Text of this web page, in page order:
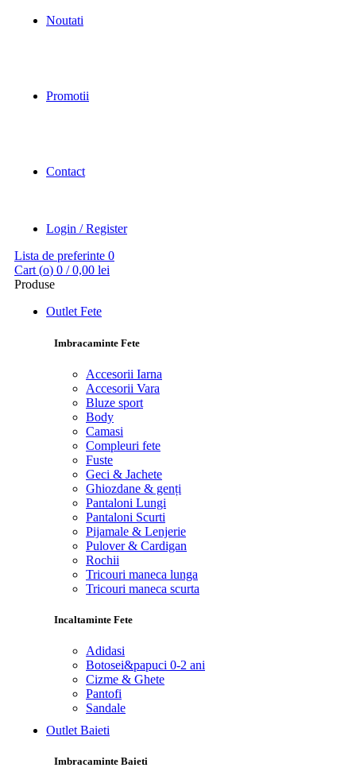
Noutati
Promotii
Contact
Login / Register
Lista de preferinte 0
Cart (o) 0 / 0,00 lei
Produse
Outlet Fete
Imbracaminte Fete
Accesorii Iarna
Accesorii Vara
Bluze sport
Body
Camasi
Compleuri fete
Fuste
Geci & Jachete
Ghiozdane & genți
Pantaloni Lungi
Pantaloni Scurti
Pijamale & Lenjerie
Pulover & Cardigan
Rochii
Tricouri maneca lunga
Tricouri maneca scurta
Incaltaminte Fete
Adidasi
Botosei&papuci 0-2 ani
Cizme & Ghete
Pantofi
Sandale
Outlet Baieti
Imbracaminte Baieti